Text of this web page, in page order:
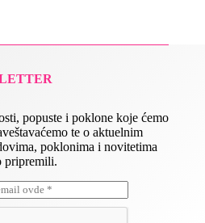
popuste i poklone koje ćemo
te o aktuelnim
poklonima i novitetima
pripremili.